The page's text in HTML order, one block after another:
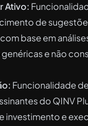
Ativo:
de
base em
e não
Funcionalidade
do QINV
investimento e